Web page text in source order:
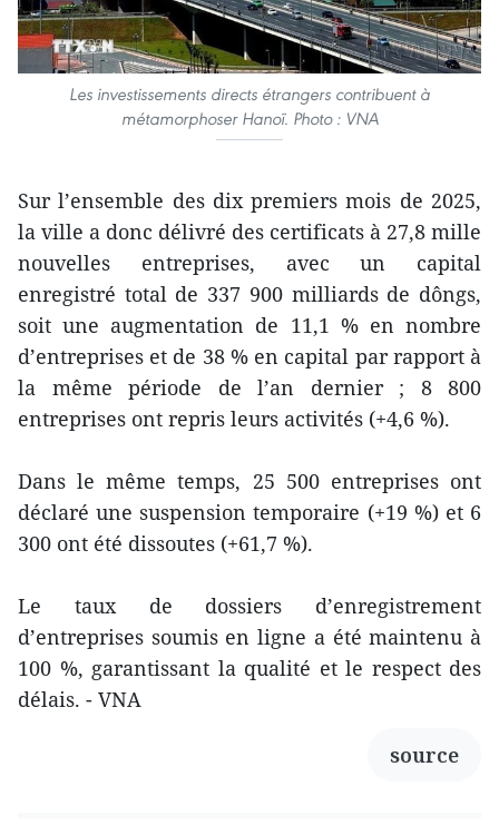
Les investissements directs étrangers contribuent à
métamorphoser Hanoï. Photo : VNA
Sur l’ensemble des dix premiers mois de 2025,
la ville a donc délivré des certificats à 27,8 mille
nouvelles entreprises, avec un capital
enregistré total de 337 900 milliards de dôngs,
soit une augmentation de 11,1 % en nombre
d’entreprises et de 38 % en capital par rapport à
la même période de l’an dernier ; 8 800
entreprises ont repris leurs activités (+4,6 %).
Dans le même temps, 25 500 entreprises ont
déclaré une suspension temporaire (+19 %) et 6
300 ont été dissoutes (+61,7 %).
Le taux de dossiers d’enregistrement
d’entreprises soumis en ligne a été maintenu à
100 %, garantissant la qualité et le respect des
délais. - VNA
source